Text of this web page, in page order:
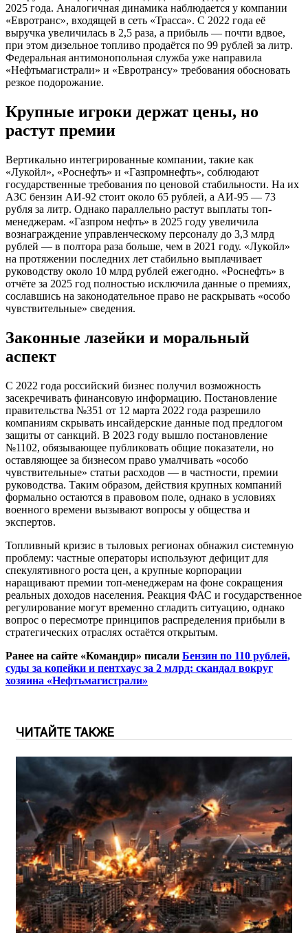
2025 года. Аналогичная динамика наблюдается у компании
«Евротранс», входящей в сеть «Трасса». С 2022 года её
выручка увеличилась в 2,5 раза, а прибыль — почти вдвое,
при этом дизельное топливо продаётся по 99 рублей за литр.
Федеральная антимонопольная служба уже направила
«Нефтьмагистрали» и «Евротрансу» требования обосновать
резкое подорожание.
Крупные игроки держат цены, но
растут премии
Вертикально интегрированные компании, такие как
«Лукойл», «Роснефть» и «Газпромнефть», соблюдают
государственные требования по ценовой стабильности. На их
АЗС бензин АИ-92 стоит около 65 рублей, а АИ-95 — 73
рубля за литр. Однако параллельно растут выплаты топ-
менеджерам. «Газпром нефть» в 2025 году увеличила
вознаграждение управленческому персоналу до 3,3 млрд
рублей — в полтора раза больше, чем в 2021 году. «Лукойл»
на протяжении последних лет стабильно выплачивает
руководству около 10 млрд рублей ежегодно. «Роснефть» в
отчёте за 2025 год полностью исключила данные о премиях,
сославшись на законодательное право не раскрывать «особо
чувствительные» сведения.
Законные лазейки и моральный
аспект
С 2022 года российский бизнес получил возможность
засекречивать финансовую информацию. Постановление
правительства №351 от 12 марта 2022 года разрешило
компаниям скрывать инсайдерские данные под предлогом
защиты от санкций. В 2023 году вышло постановление
№1102, обязывающее публиковать общие показатели, но
оставляющее за бизнесом право умалчивать «особо
чувствительные» статьи расходов — в частности, премии
руководства. Таким образом, действия крупных компаний
формально остаются в правовом поле, однако в условиях
военного времени вызывают вопросы у общества и
экспертов.
Топливный кризис в тыловых регионах обнажил системную
проблему: частные операторы используют дефицит для
спекулятивного роста цен, а крупные корпорации
наращивают премии топ-менеджерам на фоне сокращения
реальных доходов населения. Реакция ФАС и государственное
регулирование могут временно сгладить ситуацию, однако
вопрос о пересмотре принципов распределения прибыли в
стратегических отраслях остаётся открытым.
Ранее на сайте «Командир» писали Бензин по 110 рублей,
суды за копейки и пентхаус за 2 млрд: скандал вокруг
хозяина «Нефтьмагистрали»
ЧИТАЙТЕ ТАКЖЕ